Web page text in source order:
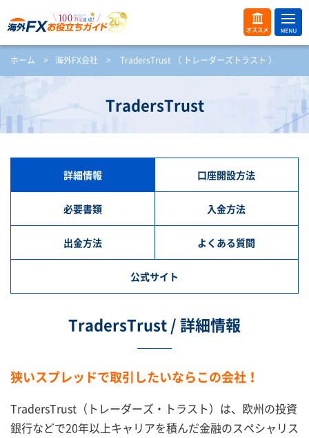
オス
スメ
ME
開
ホーム > 海外FX会社 > TradersTrust （ トレーダーズトラスト ）
TradersTrust
詳細情報 口座開設方法
必要書類 入金方法
出金方法 よくある質問
公式サイト
TradersTrust / 詳細情報
狭いスプレッドで取引したいならこの会社！
TradersTrust（トレーダーズ・トラスト）は、欧州の投資
銀行などで20年以上キャリアを積んだ金融のスペシャリス